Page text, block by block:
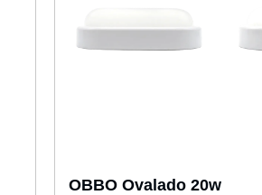
OBBO Ovalado 20w